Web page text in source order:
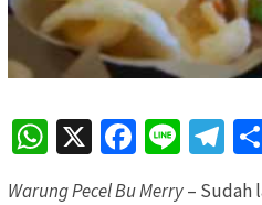
WhatsApp
X Line
Warung Pecel Bu Merry– Sudah